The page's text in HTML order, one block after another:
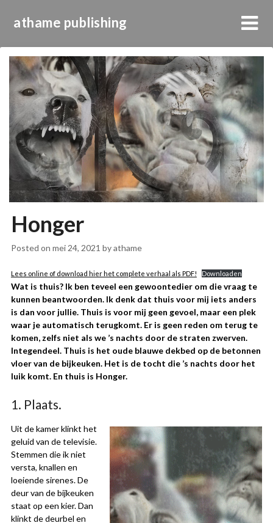
athame publishing
Honger
Posted on mei 24, 2021 byathame
Lees online of download hier het complete verhaal als PDF! Downloaden
Wat is thuis? Ik ben teveel een gewoontedier om die vraag te
kunnen beantwoorden. Ik denk dat thuis voor mij iets anders
is dan voor jullie. Thuis is voor mij geen gevoel, maar een plek
waar je automatisch terugkomt. Er is geen reden om terug te
komen, zelfs niet als we ’s nachts door de straten zwerven.
Integendeel. Thuis is het oude blauwe dekbed op de betonnen
vloer van de bijkeuken. Het is de tocht die ’s nachts door het
luik komt. En thuis is Honger.
1. Plaats.
Uit de kamer klinkt het
geluid van de televisie.
Stemmen die ik niet
versta, knallen en
loeiende sirenes. De
deur van de bijkeuken
staat op een kier. Dan
klinkt de deurbel en